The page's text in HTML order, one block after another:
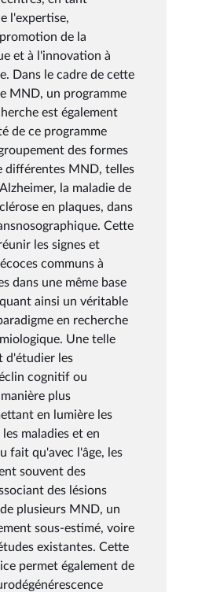
l'expertise,
de la
et à l'innovation à
Dans le cadre de cette
MND, un programme
est également
de ce programme
des formes
différentes MND, telles
la maladie de
en plaques, dans
Cette
les signes et
communs à
dans une même base
ainsi un véritable
en recherche
Une telle
d'étudier les
cognitif ou
plus
en lumière les
maladies et en
fait qu'avec l'âge, les
souvent des
des lésions
plusieurs MND, un
sous-estimé, voire
existantes. Cette
permet également de